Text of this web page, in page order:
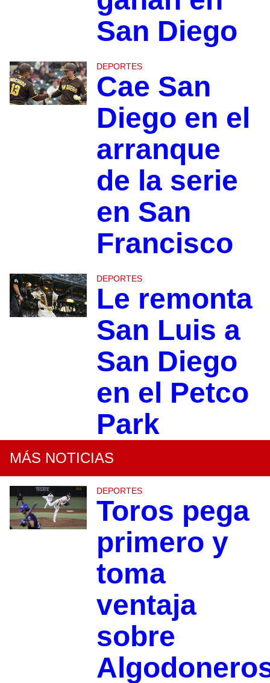
San Diego
DEPORTES
Cae San
Diego en el
arranque
de la serie
en San
Francisco
DEPORTES
Le remonta
San Luis a
San Diego
en el Petco
Park
MÁS NOTICIAS
DEPORTES
Toros pega
primero y
toma
ventaja
sobre